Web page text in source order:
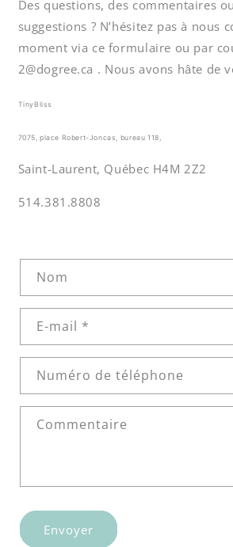
Des questions, des commentaires
suggestions ? N’hésitez pas à nous
moment via ce formulaire ou par
2@dogree.ca . Nous avons hâte de
TinyBliss
7075, place Robert-Joncas, bureau 118,
Saint-Laurent, Québec H4M 2Z2
514.381.8808
r
u
a
i
c
o
Nom
E-mail *
Numéro de téléphone
Commentaire
Envoyer